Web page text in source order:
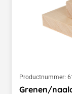
Productnummer:
Grenen/